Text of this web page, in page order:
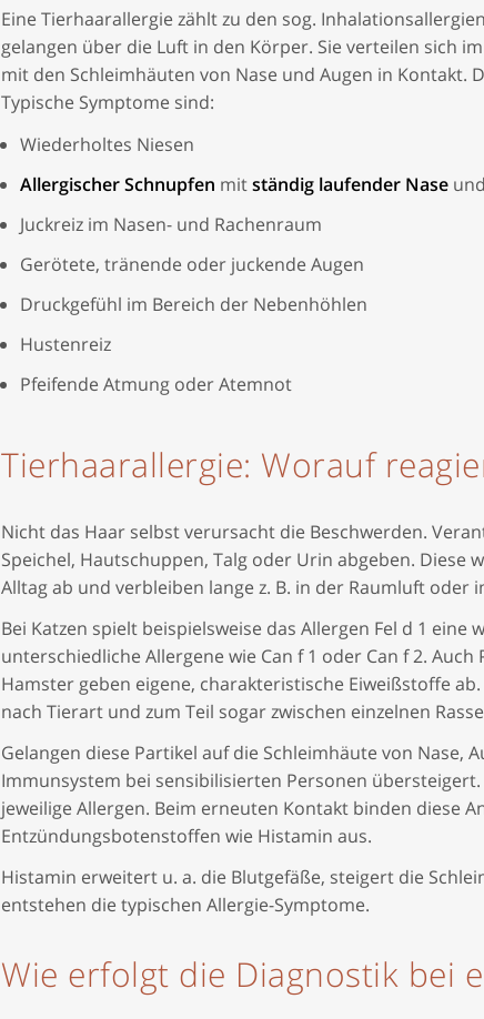
Eine Tierhaarallergie zählt zu den sog.
gelangen über die Luft in den Körper. Sie verteilen sich
mit den Schleimhäuten von Nase und Augen in Kontakt.
Typische Symptome sind:
Wiederholtes Niesen
Allergischer Schnupfen mitständig laufender Nase
Juckreiz im Nasen- und Rachenraum
Gerötete, tränende oder juckende Augen
Druckgefühl im Bereich der Nebenhöhlen
Hustenreiz
Pfeifende Atmung oder Atemnot
Tierhaarallergie: Worauf
Nicht das Haar selbst verursacht die Beschwerden.
Speichel, Hautschuppen, Talg oder Urin abgeben. Diese
Alltag ab und verbleiben lange z. B. in der Raumluft oder
Bei Katzen spielt beispielsweise das Allergen Fel d 1
unterschiedliche Allergene wie Can f 1 oder Can f 2.
Hamster geben eigene, charakteristische Eiweißstoffe
nach Tierart und zum Teil sogar zwischen einzelnen
Gelangen diese Partikel auf die Schleimhäute von Nase,
Immunsystem bei sensibilisierten Personen
jeweilige Allergen. Beim erneuten Kontakt binden diese
Entzündungsbotenstoffen wie Histamin aus.
Histamin erweitert u. a. die Blutgefäße, steigert die
entstehen die typischen Allergie-Symptome.
Wie erfolgt die Diagnostik bei